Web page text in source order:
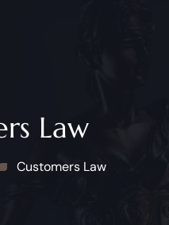
Law
Customers Law